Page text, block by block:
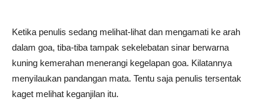
Ketika penulis sedang melihat-lihat dan mengamati ke arah
dalam goa, tiba-tiba tampak sekelebatan sinar berwarna
kuning kemerahan menerangi kegelapan goa. Kilatannya
menyilaukan pandangan mata. Tentu saja penulis tersentak
kaget melihat keganjilan itu.